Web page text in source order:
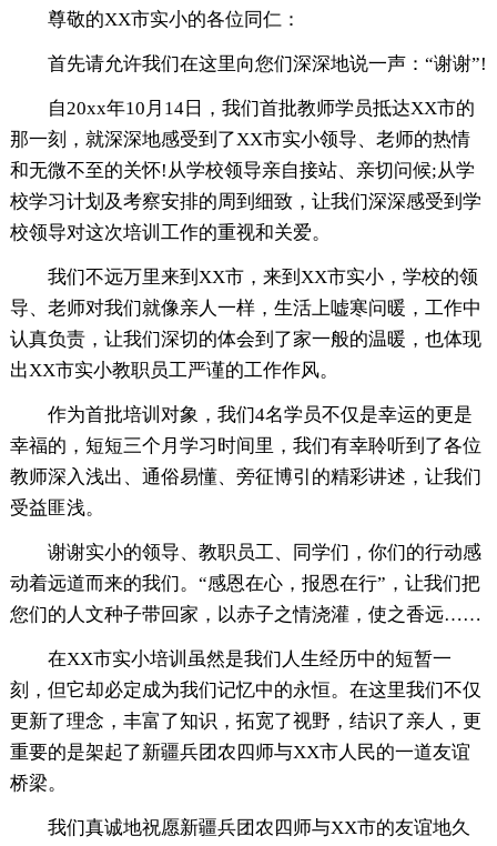
尊敬的XX市实小的各位同仁：
首先请允许我们在这里向您们深深地说一声：“谢谢”!
自20xx年10月14日，我们首批教师学员抵达XX市的
那一刻，就深深地感受到了XX市实小领导、老师的热情
和无微不至的关怀!从学校领导亲自接站、亲切问候;从学
校学习计划及考察安排的周到细致，让我们深深感受到学
校领导对这次培训工作的重视和关爱。
我们不远万里来到XX市，来到XX市实小，学校的领
导、老师对我们就像亲人一样，生活上嘘寒问暖，工作中
认真负责，让我们深切的体会到了家一般的温暖，也体现
出XX市实小教职员工严谨的工作作风。
作为首批培训对象，我们4名学员不仅是幸运的更是
幸福的，短短三个月学习时间里，我们有幸聆听到了各位
教师深入浅出、通俗易懂、旁征博引的精彩讲述，让我们
受益匪浅。
谢谢实小的领导、教职员工、同学们，你们的行动感
动着远道而来的我们。“感恩在心，报恩在行”，让我们把
您们的人文种子带回家，以赤子之情浇灌，使之香远……
在XX市实小培训虽然是我们人生经历中的短暂一
刻，但它却必定成为我们记忆中的永恒。在这里我们不仅
更新了理念，丰富了知识，拓宽了视野，结识了亲人，更
重要的是架起了新疆兵团农四师与XX市人民的一道友谊
桥梁。
我们真诚地祝愿新疆兵团农四师与XX市的友谊地久